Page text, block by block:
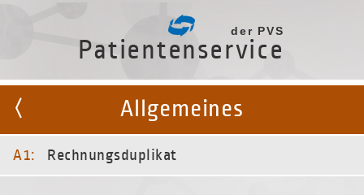
Patientenservice
der PVS
Allgemeines
A1: Rechnungsduplikat